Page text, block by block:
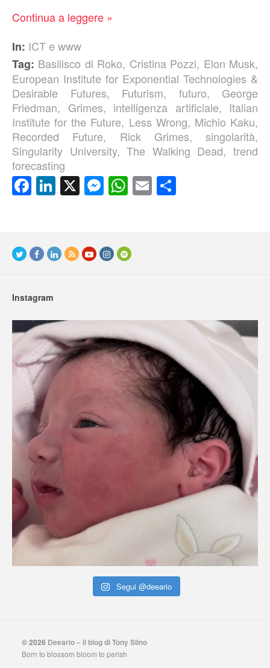
Continua a leggere »
In: ICT e www
Tag: Basilisco di Roko, Cristina Pozzi, Elon Musk,
European Institute for Exponential Technologies &
Desirable Futures, Futurism, futuro, George
Friedman, Grimes, intelligenza artificiale, Italian
Institute for the Future, Less Wrong, Michio Kaku,
Recorded Future, Rick Grimes, singolarità,
Singularity University,The Walking Dead,trend
forecasting
Facebook
LinkedIn
X Messenger
WhatsApp
Email
Instagram
Segui @deeario
© 2026 Deeario – il blog di Tony Siino
Born to blossom bloom to perish